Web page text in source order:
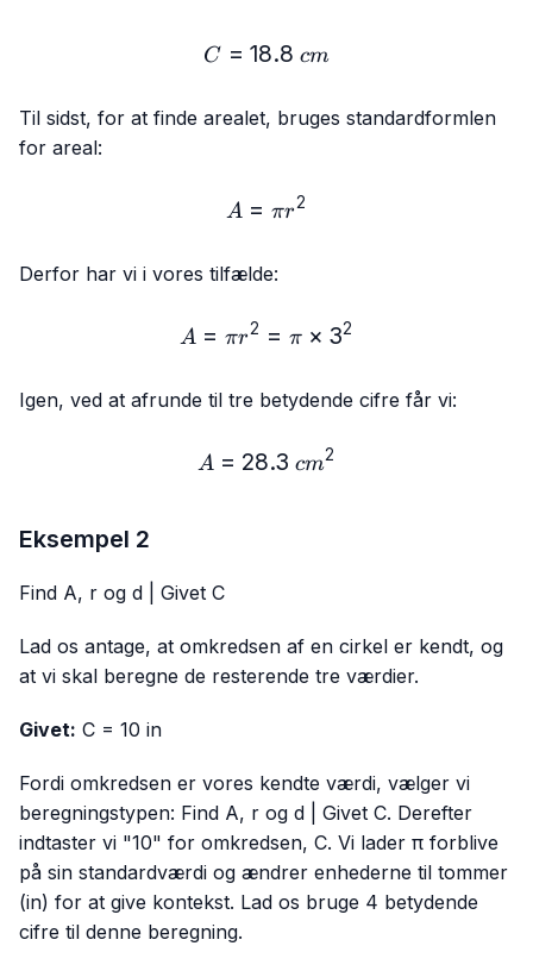
C = 18.8\ cm
C = 18.8 cm
Til sidst, for at finde arealet, bruges standardformlen
for areal:
A = πr²
A = πr2
Derfor har vi i vores tilfælde:
A = πr² = π × 3²
A = πr2 = π × 32
Igen, ved at afrunde til tre betydende cifre får vi:
A = 28.3\ cm²
A = 28.3 cm2
Eksempel 2
Find A, r og d | Givet C
Lad os antage, at omkredsen af en cirkel er kendt, og
at vi skal beregne de resterende tre værdier.
Givet: C = 10 in
Fordi omkredsen er vores kendte værdi, vælger vi
beregningstypen: Find A, r og d | Givet C. Derefter
indtaster vi "10" for omkredsen, C. Vi lader π forblive
på sin standardværdi og ændrer enhederne til tommer
(in) for at give kontekst. Lad os bruge 4 betydende
cifre til denne beregning.